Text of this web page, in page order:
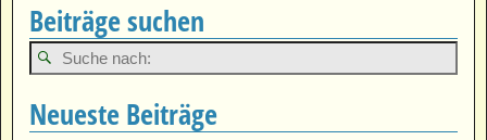
Beiträge suchen
Neueste Beiträge